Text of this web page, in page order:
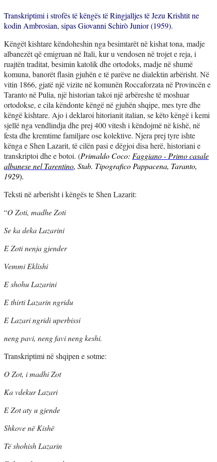
Transkriptimi i strofës të këngës të Ringjalljes të Jezu Krishtit ne
kodin Ambrosian, sipas Giovanni Schirò Junior (1959).
Këngët kishtare këndoheshin nga besimtarët në kishat tona, madje
albanezët që emigruan në Itali, kur u vendosen në trojet e reja, i
ruajtën traditat, besimin katolik dhe ortodoks, madje në shumë
komuna, banorët flasin gjuhën e të parëve ne dialektin arbërisht. Në
vitin 1866, gjatë një vizite në komunën Roccaforzata në Provincën e
Taranto në Pulia, një historian takoi një arbëreshe të moshuar
ortodokse, e cila këndonte këngë në gjuhën shqipe, mes tyre dhe
këngë kishtare. Ajo i deklaroi hitorianit italian, se këto këngë i kemi
sjellë nga vendlindja dhe prej 400 vitesh i këndojmë në kishë, në
festa dhe kremtime familjare ose kolektive. Njera prej tyre ishte
kënga e Shen Lazarit, të cilën pasi e dëgjoi disa herë, historiani e
transkriptoi dhe e botoi. (Primaldo Coco: Faggiano - Primo casale
albanese nel Tarentino, Stab. Tipografico Pappacena, Taranto,
1929).
Teksti në arberisht i këngës te Shen Lazarit:
“O Zoti, madhe Zoti
Se ka deka Lazarini
E Zoti nenja gjender
Vemmi Eklishi
E shohu Lazarini
E thirti Lazarin ngridu
E Lazari ngridi uperbissi
neng pavi, neng favi neng keshi.
Transkriptimi në shqipen e sotme:
O Zot, i madhi Zot
Ka vdekur Lazari
E Zot aty u gjende
Shkove në Kishë
Të shohish Lazarin